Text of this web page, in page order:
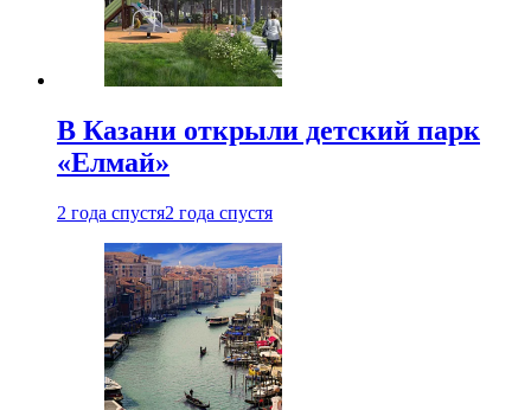
В Казани открыли детский парк
«Елмай»
2 года спустя2 года спустя